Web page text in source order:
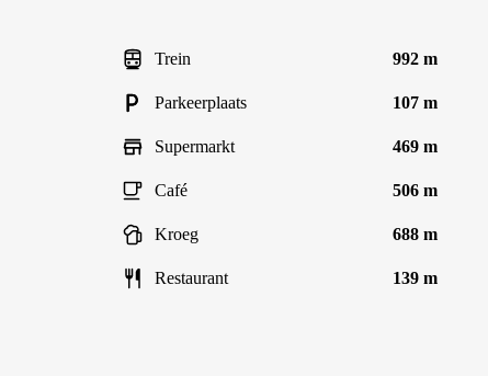
Trein 992 m
Parkeerplaats 107 m
Supermarkt 469 m
Café 506 m
Kroeg 688 m
Restaurant 139 m